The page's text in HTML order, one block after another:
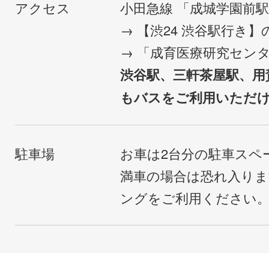
アクセス
小田急線 「成城学園前
→ 【渋24 渋谷駅行き】
→ 「成育医療研究セン
渋谷駅、三軒茶屋駅、
もバスをご利用いただ
駐車場
お車は2台分の駐車ス
満車の場合は恐れ入り
ングをご利用ください